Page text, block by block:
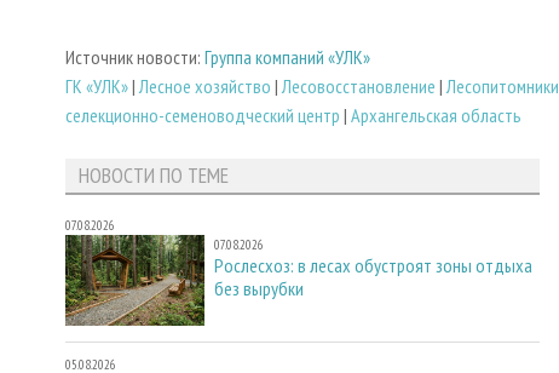
Источник новости: Группа компаний «УЛК»
ГК «УЛК»| Лесное хозяйство | Лесовосстановление | Лесопитомники
селекционно-семеноводческий центр | Архангельская область
НОВОСТИ ПО ТЕМЕ
07.08.2026
07.08.2026
Рослесхоз: в лесах обустроят зоны отдыха
без вырубки
05.08.2026